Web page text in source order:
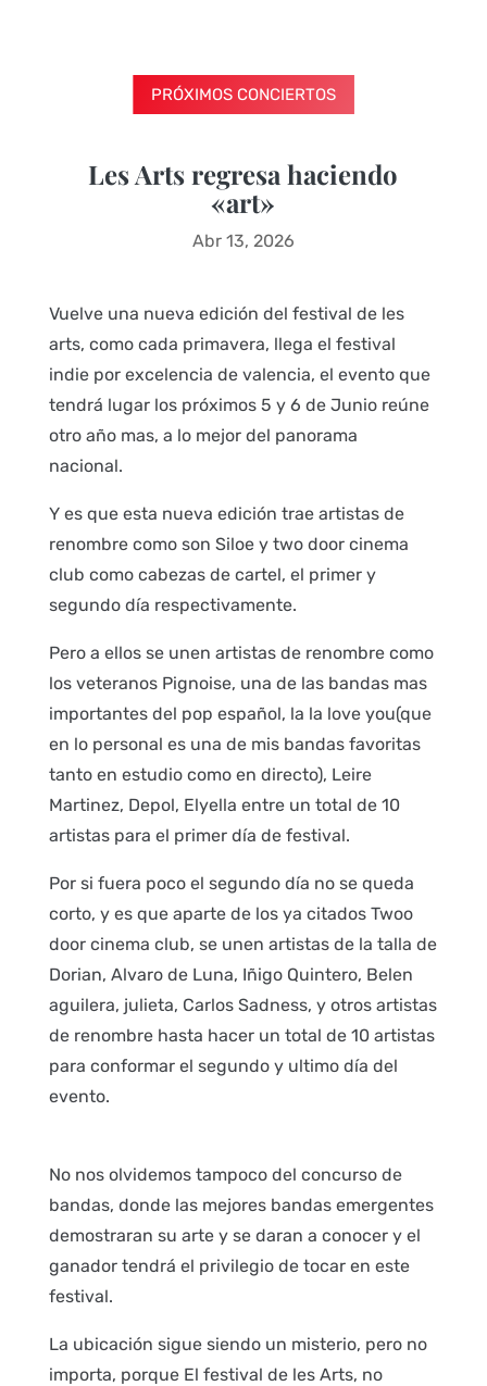
PRÓXIMOS CONCIERTOS
Les Arts regresa haciendo
«art»
Abr 13, 2026
Vuelve una nueva edición del festival de les
arts, como cada primavera, llega el festival
indie por excelencia de valencia, el evento que
tendrá lugar los próximos 5 y 6 de Junio reúne
otro año mas, a lo mejor del panorama
nacional.
Y es que esta nueva edición trae artistas de
renombre como son Siloe y two door cinema
club como cabezas de cartel, el primer y
segundo día respectivamente.
Pero a ellos se unen artistas de renombre como
los veteranos Pignoise, una de las bandas mas
importantes del pop español, la la love you(que
en lo personal es una de mis bandas favoritas
tanto en estudio como en directo), Leire
Martinez, Depol, Elyella entre un total de 10
artistas para el primer día de festival.
Por si fuera poco el segundo día no se queda
corto, y es que aparte de los ya citados Twoo
door cinema club, se unen artistas de la talla de
Dorian, Alvaro de Luna, Iñigo Quintero, Belen
aguilera, julieta, Carlos Sadness, y otros artistas
de renombre hasta hacer un total de 10 artistas
para conformar el segundo y ultimo día del
evento.
No nos olvidemos tampoco del concurso de
bandas, donde las mejores bandas emergentes
demostraran su arte y se daran a conocer y el
ganador tendrá el privilegio de tocar en este
festival.
La ubicación sigue siendo un misterio, pero no
importa, porque El festival de les Arts, no